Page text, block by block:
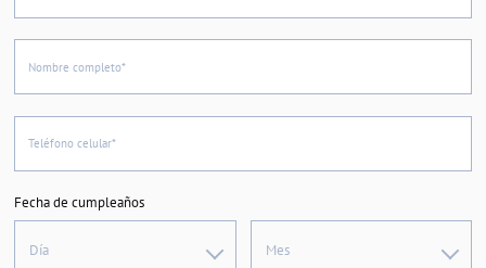
Nombre completo*
Teléfono celular*
Fecha de cumpleaños
Día Mes